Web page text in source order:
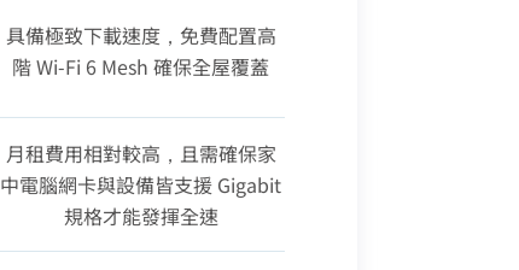
具備極致下載速度，免費配置高
階 Wi-Fi 6 Mesh 確保全屋覆蓋
月租費用相對較高，且需確保家
中電腦網卡與設備皆支援 Gigabit
規格才能發揮全速